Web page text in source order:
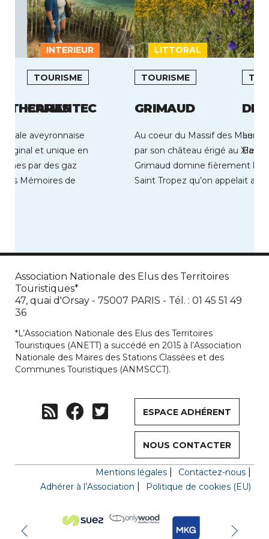
INTERIEUR
THERMES
aveyronnaise
et unique en
par des gaz
Mémoires de
LITTORAL
TOURISME
CARANTEC
TOURISME
GRIMAUD
Au coeur du Massif des
par son château érigé au XIe
Grimaud domine fièrement le
Saint Tropez qu’on appelait
Le
Bains
Association Nationale des Elus des Territoires
Touristiques*
47, quai d'Orsay - 75007 PARIS - Tél. : 01 45 51 49
36
*L’Association Nationale des Elus des Territoires
Touristiques (ANETT) a succédé en 2015 à l’Association
Nationale des Maires des Stations Classées et des
Communes Touristiques (ANMSCCT).
ESPACE ADHÉRENT
NOUS CONTACTER
Mentions légales
Contactez-nous
Adhérer à l’Association
Politique de cookies (EU)